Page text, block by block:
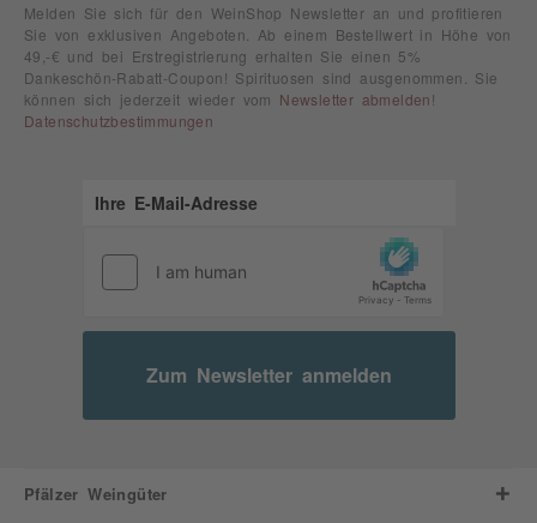
Melden Sie sich für den WeinShop Newsletter an und profitieren
Sie von exklusiven Angeboten. Ab einem Bestellwert in Höhe von
49,-€ und bei Erstregistrierung erhalten Sie einen 5%
Dankeschön-Rabatt-Coupon! Spirituosen sind ausgenommen. Sie
können sich jederzeit wieder vom Newsletter abmelden !
Datenschutzbestimmungen
Zum Newsletter anmelden
Pfälzer Weingüter